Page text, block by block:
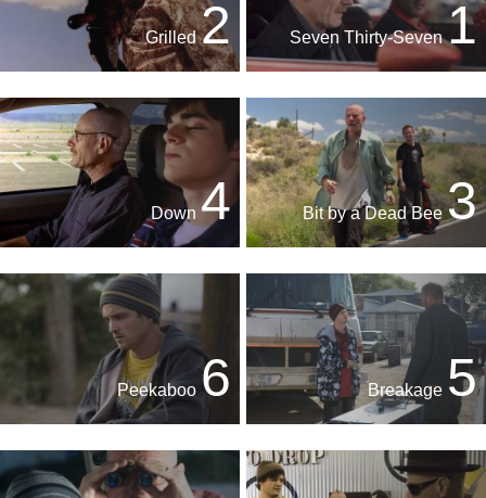
1
Seven Thirty-Seven
2
Grilled
3
Bit by a Dead Bee
4
5
6